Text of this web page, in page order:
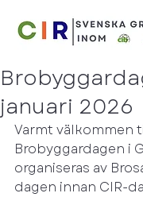
januari 2026
Varmt välkommen
Brobyggardagen i
organiseras av
dagen innan CIR-